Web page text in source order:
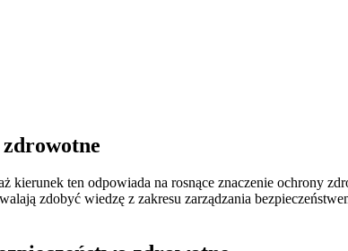
kierunek ten odpowiada na rosnące znaczenie ochrony
zdobyć wiedzę z zakresu zarządzania